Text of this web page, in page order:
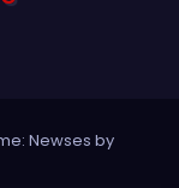
Newses by